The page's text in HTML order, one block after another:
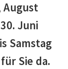
August
Juni
Samstag
Sie da.